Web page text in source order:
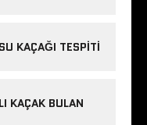
KAÇAĞI TESPITI
KAÇAK BULAN